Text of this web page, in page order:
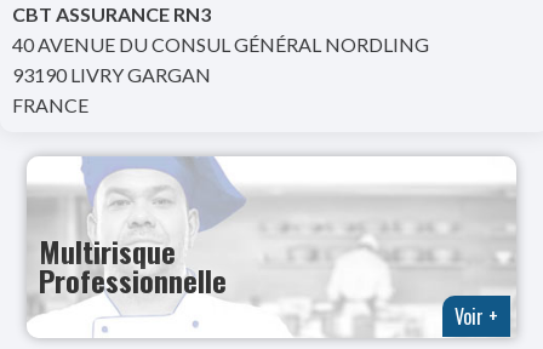
CBT ASSURANCE RN3
40 AVENUE DU CONSUL GÉNÉRAL NORDLING
93190 LIVRY GARGAN
FRANCE
Multirisque
Professionnelle
Voir +